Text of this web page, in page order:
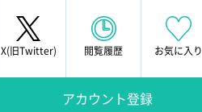
X(旧Twitter) 閲覧履歴 お気に入り
アカウント登録